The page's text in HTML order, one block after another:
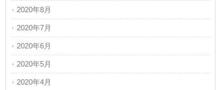
2020年8月
2020年7月
2020年6月
2020年5月
2020年4月